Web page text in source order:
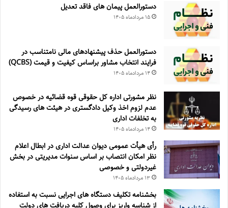
دستورالعمل پیمان های فاقد تعدیل
۱۵ مرداد‌ماه ۱۴۰۵
دستورالعمل حذف پيشنهادهای مالی نامتناسب در
فرايند انتخاب مشاور براساس كيفيت و قيمت (QCBS)
۱۴ مرداد‌ماه ۱۴۰۵
نظر مشورتی اداره کل حقوقی قوه قضائیه در خصوص
عدم لزوم اخذ وکیل دادگستری در هیئت های رسیدگی
به تخلفات اداری
۱۴ مرداد‌ماه ۱۴۰۵
رأی هیأت عمومی دیوان عدالت اداری در ابطال اعلام
نظر امکان انتصاب بر اساس سنوات مدیریتی در بخش
غیردولتی و خصوصی
۱۳ مرداد‌ماه ۱۴۰۵
بخشنامه تکلیف دستگاه های اجرایی نسبت به استفاده
از شناسه واریز برای وصول کلیه دریافت های دولت